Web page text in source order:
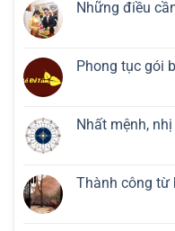
Những điều
Phong tục gói
Nhất mệnh,
Thành công từ